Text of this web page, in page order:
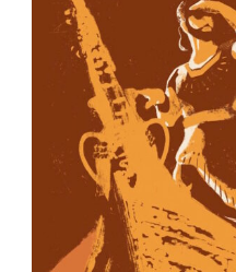
IBIZA EDITIONS
Apartado de correos nº40